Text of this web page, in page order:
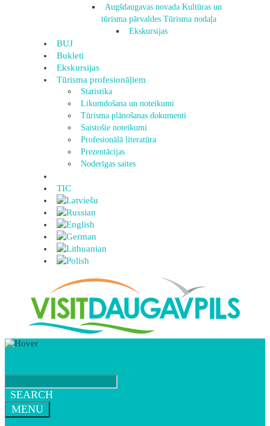
Augšdaugavas novada Kultūras un
tūrisma pārvaldes Tūrisma nodaļa
Ekskursijas
BUJ
Bukleti
Ekskursijas
Tūrisma profesionāļiem
Statistika
Likumdošana un noteikumi
Tūrisma plānošanas dokumenti
Saistošie noteikumi
Profesionālā literatūra
Prezentācijas
Noderīgas saites
TIC
SEARCH
MENU